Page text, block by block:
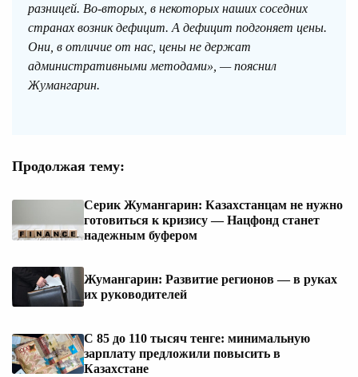
разницей. Во-вторых, в некоторых наших соседних
странах возник дефицит. А дефицит подгоняет цены.
Они, в отличие от нас, цены не держат
административными методами», — пояснил
Жумангарин.
Продолжая тему:
Серик Жумангарин: Казахстанцам не нужно
готовиться к кризису — Нацфонд станет
надежным буфером
Жумангарин: Развитие регионов — в руках
их руководителей
С 85 до 110 тысяч тенге: минимальную
зарплату предложили повысить в
Казахстане